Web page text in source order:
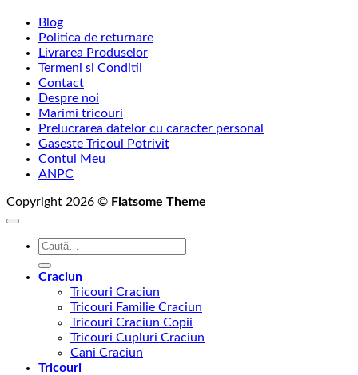
Blog
Politica de returnare
Livrarea Produselor
Termeni si Conditii
Contact
Despre noi
Marimi tricouri
Prelucrarea datelor cu caracter personal
Gaseste Tricoul Potrivit
Contul Meu
ANPC
Copyright 2026 © Flatsome Theme
Caută
Craciun
Tricouri Craciun
Tricouri Familie Craciun
Tricouri Craciun Copii
Tricouri Cupluri Craciun
Cani Craciun
Tricouri